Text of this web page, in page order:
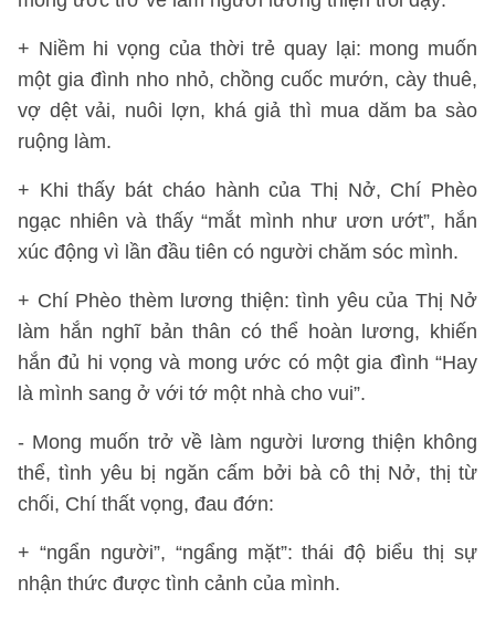
+ Niềm hi vọng của thời trẻ quay lại: mong muốn
một gia đình nho nhỏ, chồng cuốc mướn, cày thuê,
vợ dệt vải, nuôi lợn, khá giả thì mua dăm ba sào
ruộng làm.
+ Khi thấy bát cháo hành của Thị Nở, Chí Phèo
ngạc nhiên và thấy “mắt mình như ươn ướt”, hắn
xúc động vì lần đầu tiên có người chăm sóc mình.
+ Chí Phèo thèm lương thiện: tình yêu của Thị Nở
làm hắn nghĩ bản thân có thể hoàn lương, khiến
hắn đủ hi vọng và mong ước có một gia đình “Hay
là mình sang ở với tớ một nhà cho vui”.
- Mong muốn trở về làm người lương thiện không
thể, tình yêu bị ngăn cấm bởi bà cô thị Nở, thị từ
chối, Chí thất vọng, đau đớn:
+ “ngẩn người”, “ngẩng mặt”: thái độ biểu thị sự
nhận thức được tình cảnh của mình.